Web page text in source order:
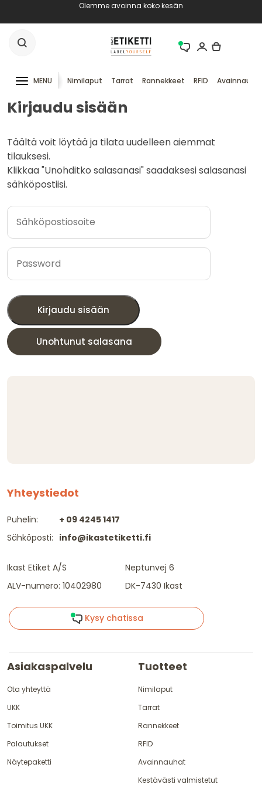
Olemme avoinna koko kesän
MENU Nimilaput Tarrat Rannekkeet RFID
Kirjaudu sisään
Täältä voit löytää ja tilata uudelleen aiemmat
tilauksesi.
Klikkaa "Unohditko salasanasi" saadaksesi salasanasi
sähköpostiisi.
Kirjaudu sisään
Unohtunut salasana
Yhteystiedot
Puhelin:
Sähköposti:
+ 09 4245 1417
info@ikastetiketti.fi
Ikast Etiket A/S
ALV-numero: 10402980
Neptunvej 6
DK-7430 Ikast
Kysy chatissa
Asiakaspalvelu
Ota yhteyttä
UKK
Toimitus UKK
Palautukset
Näytepaketti
Tuotteet
Nimilaput
Tarrat
Rannekkeet
RFID
Avainnauhat
Kestävästi valmistetut